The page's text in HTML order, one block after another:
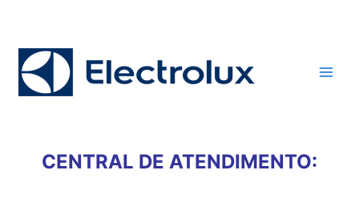
conteúdo
CENTRAL DE ATENDIMENTO: